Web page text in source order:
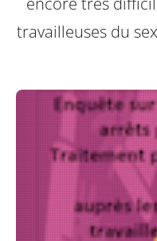
travailleuses du